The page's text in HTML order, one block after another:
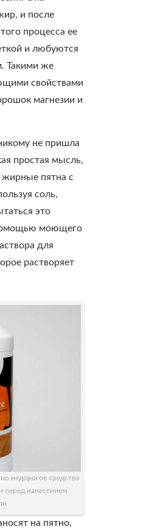
и после
процесса ее
и любуются
Такими же
свойствами
магнезии и
не пришла
простая мысль,
жирные пятна с
соль,
это
моющего
для
растворяет
недорогое средство
перед нанесением
на пятно,